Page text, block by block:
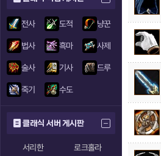
전사 도적 냥꾼
법사 흑마 사제
술사 기사 드루
죽기 수도
클래식 서버 게시판
서리한
로크홀라